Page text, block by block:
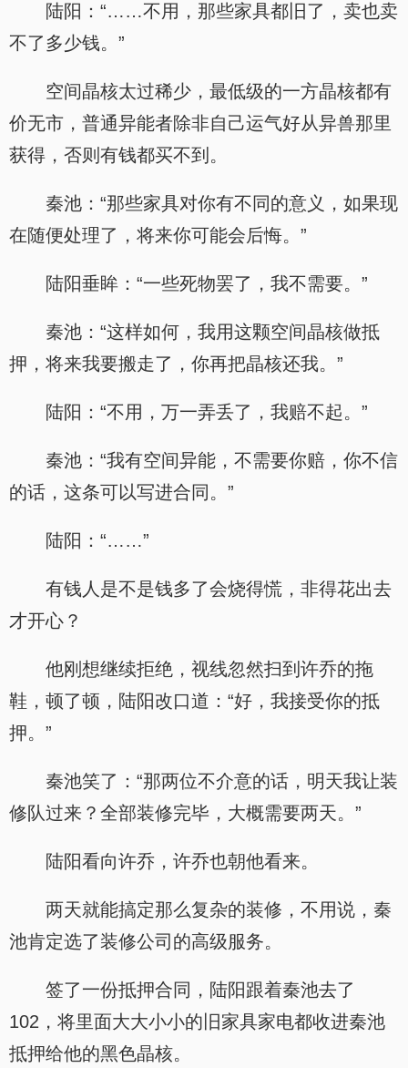
陆阳：“……不用，那些家具都旧了，卖也卖
不了多少钱。”
空间晶核太过稀少，最低级的一方晶核都有
价无市，普通异能者除非自己运气好从异兽那里
获得，否则有钱都买不到。
秦池：“那些家具对你有不同的意义，如果现
在随便处理了，将来你可能会后悔。”
陆阳垂眸：“一些死物罢了，我不需要。”
秦池：“这样如何，我用这颗空间晶核做抵
押，将来我要搬走了，你再把晶核还我。”
陆阳：“不用，万一弄丢了，我赔不起。”
秦池：“我有空间异能，不需要你赔，你不信
的话，这条可以写进合同。”
陆阳：“……”
有钱人是不是钱多了会烧得慌，非得花出去
才开心？
他刚想继续拒绝，视线忽然扫到许乔的拖
鞋，顿了顿，陆阳改口道：“好，我接受你的抵
押。”
秦池笑了：“那两位不介意的话，明天我让装
修队过来？全部装修完毕，大概需要两天。”
陆阳看向许乔，许乔也朝他看来。
两天就能搞定那么复杂的装修，不用说，秦
池肯定选了装修公司的高级服务。
签了一份抵押合同，陆阳跟着秦池去了
102，将里面大大小小的旧家具家电都收进秦池
抵押给他的黑色晶核。